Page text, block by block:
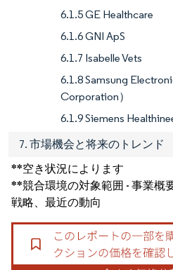
6.1.5 GE Healthcare
6.1.6 GNI ApS
6.1.7 Isabelle Vets
6.1.8 Samsung
Corporation）
6.1.9 Siemens
7. 市場機会と将来のトレンド
**空き状況によります
**競合環境の対象範囲 - 事業概
戦略、最近の動向